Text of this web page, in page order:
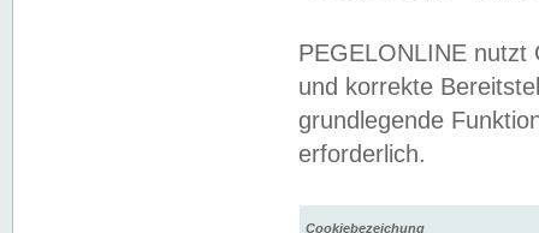
PEGELONLINE nutzt
und korrekte
grundlegende
erforderlich.
Cookiebezeichung